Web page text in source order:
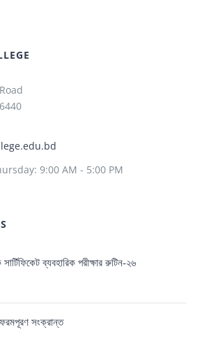
9:00 AM - 5:00 PM
ব্যবহারিক পরীক্ষার রুটিন-২৬
ফরমপূরণ সংক্রান্ত